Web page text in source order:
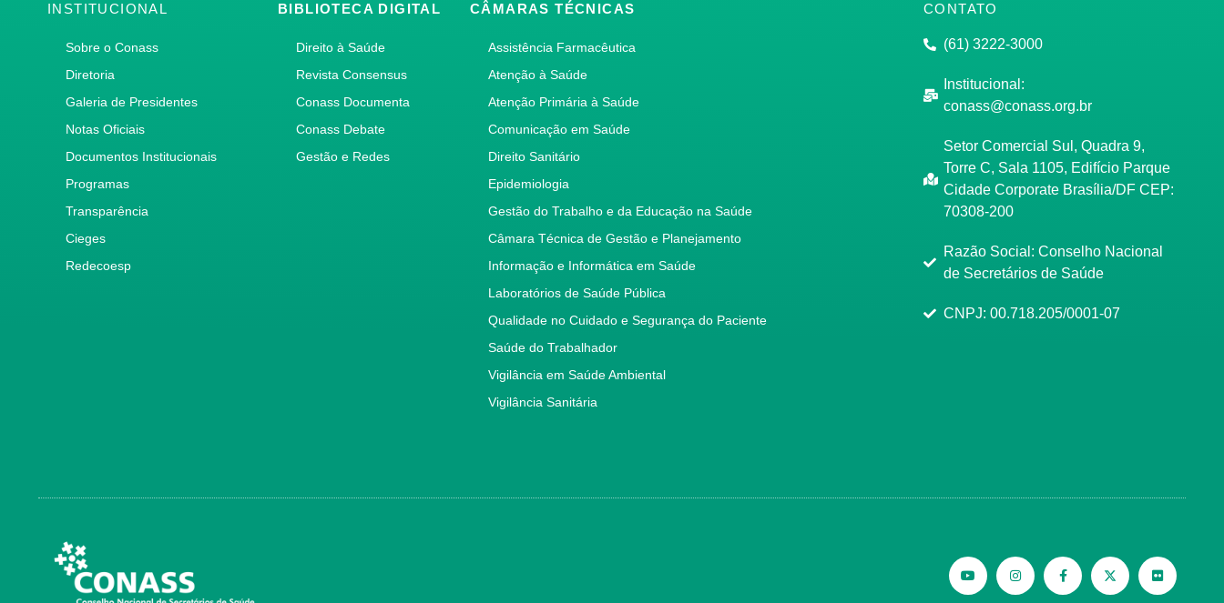
INSTITUCIONAL
Sobre o Conass
Diretoria
Galeria de Presidentes
Notas Oficiais
Documentos Institucionais
Programas
Transparência
Cieges
Redecoesp
BIBLIOTECA DIGITAL
Direito à Saúde
Revista Consensus
Conass Documenta
Conass Debate
Gestão e Redes
CÂMARAS TÉCNICAS
Assistência Farmacêutica
Atenção à Saúde
Atenção Primária à Saúde
Comunicação em Saúde
Direito Sanitário
Epidemiologia
Gestão do Trabalho e da Educação na Saúde
Câmara Técnica de Gestão e Planejamento
Informação e Informática em Saúde
Laboratórios de Saúde Pública
Qualidade no Cuidado e Segurança do Paciente
Saúde do Trabalhador
Vigilância em Saúde Ambiental
Vigilância Sanitária
CONTATO
(61) 3222-3000
Institucional:
conass@conass.org.br
Setor Comercial Sul, Quadra 9,
Torre C, Sala 1105, Edifício Parque
Cidade Corporate Brasília/DF CEP:
70308-200
Razão Social: Conselho Nacional
de Secretários de Saúde
CNPJ: 00.718.205/0001-07